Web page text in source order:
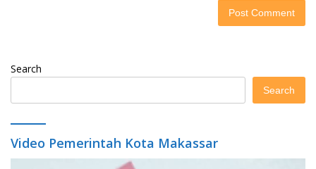
Search
Search
Video Pemerintah Kota Makassar